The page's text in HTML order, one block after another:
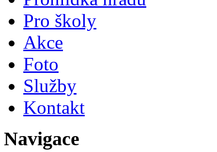
Pro školy
Akce
Foto
Služby
Kontakt
Navigace